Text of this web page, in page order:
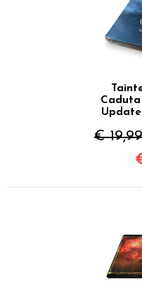
Caduta
€ 19,99